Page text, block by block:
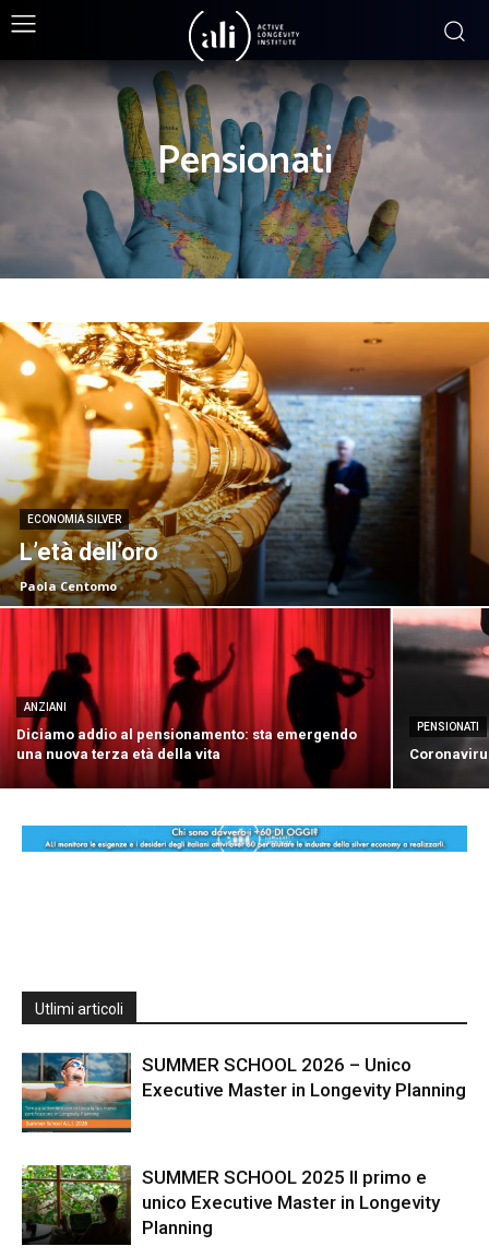
Pensionati
ECONOMIA SILVER
L’età dell’oro
Paola Centomo
ANZIANI
Diciamo addio al pensionamento: sta emergendo
una nuova terza età della vita
PENSIONATI
Utlimi articoli
SUMMER SCHOOL 2026 – Unico
Executive Master in Longevity Planning
SUMMER SCHOOL 2025 Il primo e
unico Executive Master in Longevity
Planning